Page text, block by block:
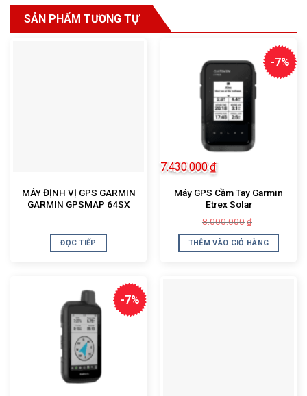
SẢN PHẨM TƯƠNG TỰ
MÁY ĐỊNH VỊ GPS GARMIN
GARMIN GPSMAP 64SX
ĐỌC TIẾP
-7%
Máy GPS Cầm Tay Garmin
Etrex Solar
8.000.000 ₫
là:
8.000.000₫.
7.430.000₫
tại
là:
THÊM VÀO GIỎ HÀNG
-7%